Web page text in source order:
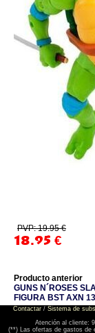
PVP: 19.95 €
18.95 €
Producto anterior
GUNS N´ROSES
FIGURA BST AXN
Contactar/ Sistema de
Atención al cliente:
(**) Las ofertas de gastos de